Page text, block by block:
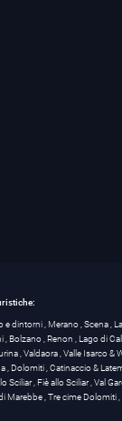
e dintorni, Merano,Scena,
, Bolzano,Renon , Lago di
,Valdaora,Valle Isarco &
, Dolomiti,Catinaccio &
Sciliar, Fiè allo Sciliar,Val
Marebbe,Tre cime Dolomiti,